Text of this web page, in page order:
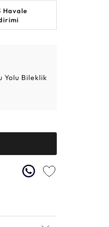
Burç
Havale
Yolu Bileklik